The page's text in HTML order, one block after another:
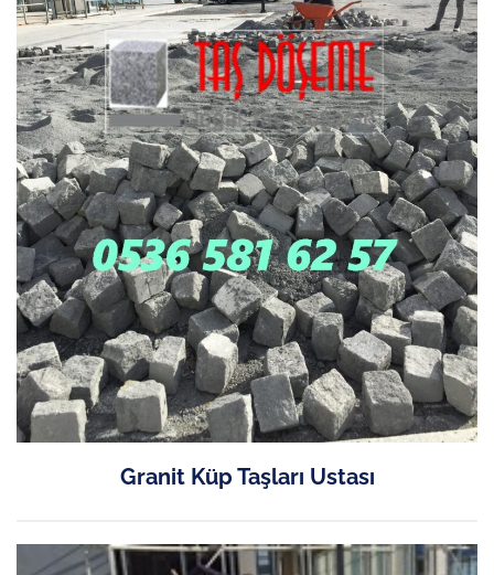
Granit Küp Taşları Ustası